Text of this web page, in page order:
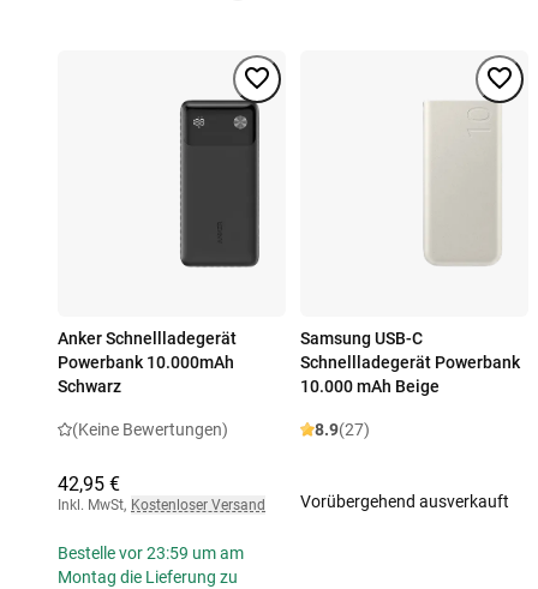
Anker Schnellladegerät
Powerbank 10.000mAh
Schwarz
(Keine Bewertungen)
42,95 €
Inkl. MwSt, Kostenloser Versand
Bestelle vor 23:59 um am
Montag die Lieferung zu
Samsung USB-C
Schnellladegerät Powerbank
10.000 mAh Beige
8.9(27)
Vorübergehend ausverkauft